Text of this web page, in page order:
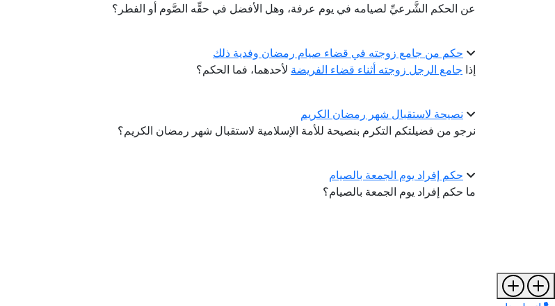
عن الحكم الشَّرعيِّ لصيامه في يوم عرفة، وهل الأفضل في حقِّه الصَّوم أو الفطر؟
حكم من جامع زوجته في قضاء صيام رمضان وفدية ذلك
إذا جامع الرجل زوجته أثناء قضاء الفريضة لأحدهما، فما الحكم؟
نصيحة لاستقبال شهر رمضان الكريم
نرجو من فضيلتكم التكرم بنصيحة للأمة الإسلامية لاستقبال شهر رمضان الكريم؟
حكم إفراد يوم الجمعة بالصيام
ما حكم إفراد يوم الجمعة بالصيام؟